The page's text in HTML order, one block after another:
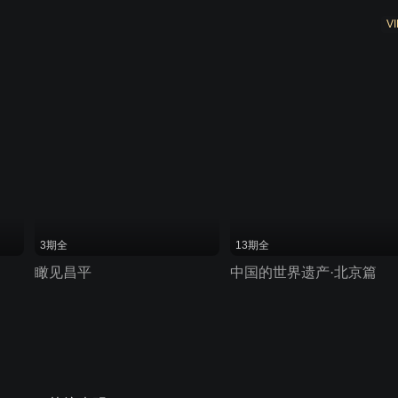
3期全
瞰见昌平
13期全
中国的世界遗产·北京篇